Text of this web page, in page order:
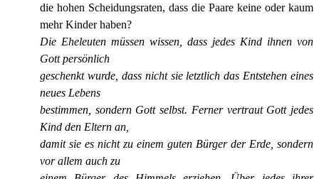
die hohen Scheidungsraten, dass die Paare keine oder kaum
mehr Kinder haben?
Die Eheleuten müssen wissen, dass jedes Kind ihnen von
Gott persönlich
geschenkt wurde, dass nicht sie letztlich das Entstehen eines
neues Lebens
bestimmen, sondern Gott selbst. Ferner vertraut Gott jedes
Kind den Eltern an,
damit sie es nicht zu einem guten Bürger der Erde, sondern
vor allem auch zu